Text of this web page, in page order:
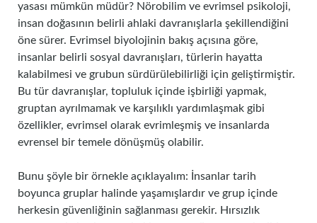
yasası mümkün müdür? Nörobilim ve evrimsel psikoloji,
insan doğasının belirli ahlaki davranışlarla şekillendiğini
öne sürer. Evrimsel biyolojinin bakış açısına göre,
insanlar belirli sosyal davranışları, türlerin hayatta
kalabilmesi ve grubun sürdürülebilirliği için geliştirmiştir.
Bu tür davranışlar, topluluk içinde işbirliği yapmak,
gruptan ayrılmamak ve karşılıklı yardımlaşmak gibi
özellikler, evrimsel olarak evrimleşmiş ve insanlarda
evrensel bir temele dönüşmüş olabilir.
Bunu şöyle bir örnekle açıklayalım: İnsanlar tarih
boyunca gruplar halinde yaşamışlardır ve grup içinde
herkesin güvenliğinin sağlanması gerekir. Hırsızlık